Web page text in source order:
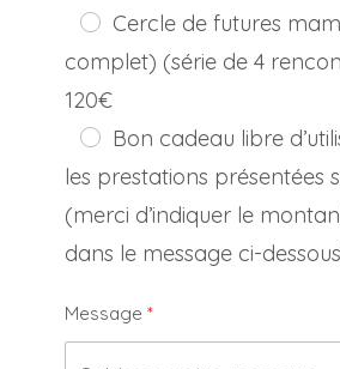
Cercle de futures
complet) (série de 4
120€
Bon cadeau libre
les prestations présentées
(merci d’indiquer le
dans le message ci-
Message